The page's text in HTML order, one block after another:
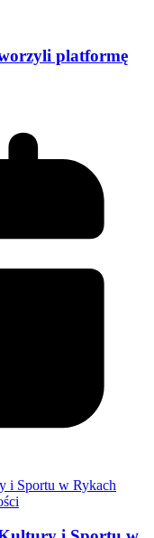
platformę